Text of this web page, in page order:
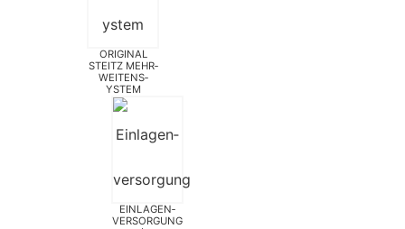
ORIGINAL
STEITZ MEHR­
WEITEN­S­
YSTEM
EINLAGEN­
VERSORGUNG